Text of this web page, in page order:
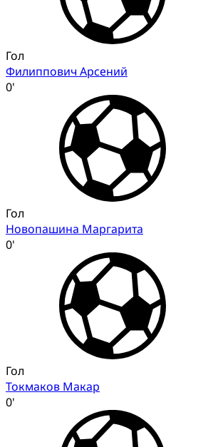
Гол
Филиппович Арсений
0'
Гол
Новопашина Маргарита
0'
Гол
Токмаков Макар
0'